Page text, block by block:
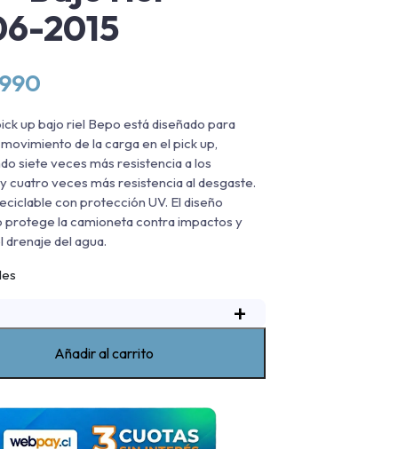
2015
up bajo riel Bepo está diseñado para
de la carga en el pick up,
siete veces más resistencia a los
cuatro veces más resistencia al desgaste.
con protección UV. El diseño
protege la camioneta contra impactos y
drenaje del agua.
Toyota
+
Añadir al carrito